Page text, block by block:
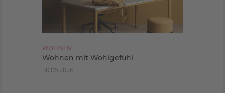
WOHNEN
Wohnen mit Wohlgefühl
30.06.2026